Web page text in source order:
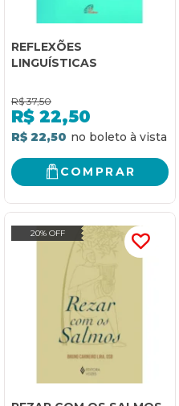
REFLEXÕES
LINGUÍSTICAS
R$ 37,50
R$ 22,50
R$ 22,50
COMPRAR
20% OFF